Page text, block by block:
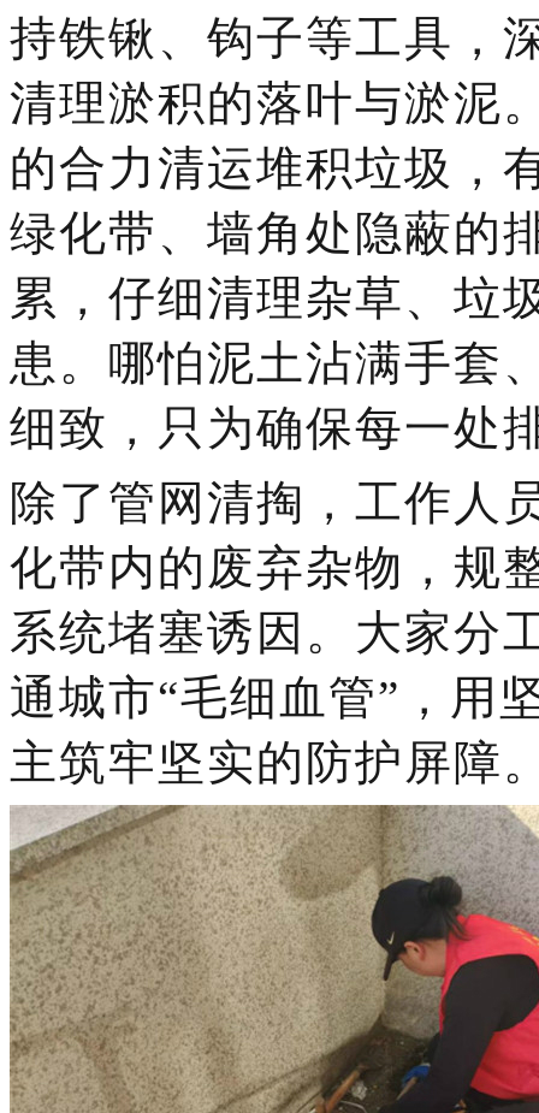
持铁锹、钩子等工具，
清理淤积的落叶与淤泥
的合力清运堆积垃圾，
绿化带、墙角处隐蔽的
累，仔细清理杂草、垃
患。哪怕泥土沾满手套
细致，只为确保每一处
除了管网清掏，工作人
化带内的废弃杂物，规
系统堵塞诱因。大家分
通城市“毛细血管”，用
主筑牢坚实的防护屏障